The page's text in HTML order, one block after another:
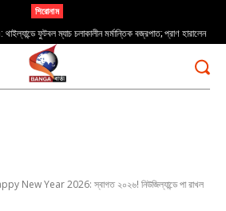
শিরোনাম
ফুটবল ম্যাচ চলাকালীন মর্মান্তিক বজ্রপাত; প্রাণ হারালেন
তরুণ ফুটবলার সাফওয়ান আওয়ে
New Year 2026: স্বাগত ২০২৬! নিউজিল্যান্ডে পা রাখল